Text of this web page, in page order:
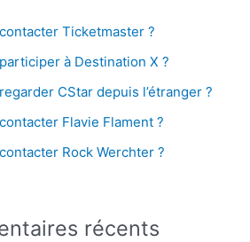
Ticketmaster ?
à Destination X ?
CStar depuis l’étranger ?
Flavie Flament ?
Rock Werchter ?
récents